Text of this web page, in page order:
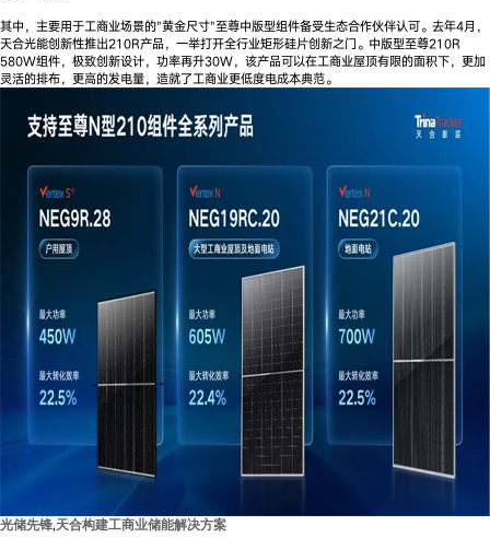
其中，主要用于工商业场景的"黄金尺寸"至尊中版型组件备受生态合作伙伴认可。去年4月，
天合光能创新性推出210R产品，一举打开全行业矩形硅片创新之门。中版型至尊210R
580W组件，极致创新设计，功率再升30W，该产品可以在工商业屋顶有限的面积下，更加
灵活的排布，更高的发电量，造就了工商业更低度电成本典范。
光储先锋,天合构建工商业储能解决方案